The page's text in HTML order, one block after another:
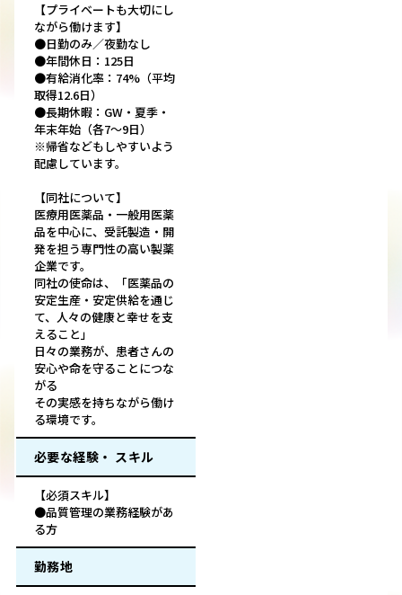
【プライベートも大切にし
ながら働けます】
●日勤のみ／夜勤なし
●年間休日：125日
●有給消化率：74%（平均
取得12.6日）
●長期休暇：GW・夏季・
年末年始（各7～9日）
※帰省などもしやすいよう
配慮しています。
【同社について】
医療用医薬品・一般用医薬
品を中心に、受託製造・開
発を担う専門性の高い製薬
企業です。
同社の使命は、「医薬品の
安定生産・安定供給を通じ
て、人々の健康と幸せを支
えること」
日々の業務が、患者さんの
安心や命を守ることにつな
がる――
その実感を持ちながら働け
る環境です。
必要な経験・ スキル
【必須スキル】
●品質管理の業務経験があ
る方
勤務地